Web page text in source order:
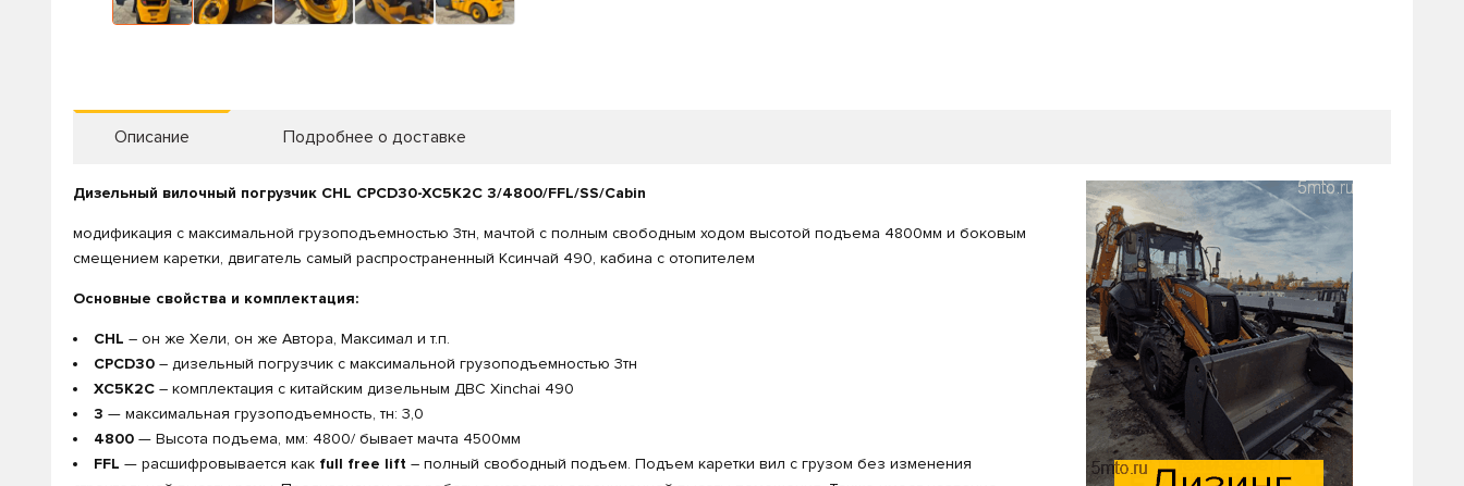
Описание Подробнее о доставке
Дизельный вилочный погрузчик CHL CPCD30-XC5K2C 3/4800/FFL/SS/Cabin
модификация с максимальной грузоподъемностью 3тн, мачтой с полным свободным ходом высотой подъема 4800мм и боковым
смещением каретки, двигатель самый распространенный Ксинчай 490, кабина с отопителем
Основные свойства и комплектация:
CHL – он же Хели, он же Автора, Максимал и т.п.
CPCD30 – дизельный погрузчик с максимальной грузоподъемностью 3тн
XC5K2C – комплектация с китайским дизельным ДВС Xinchai 490
3 — максимальная грузоподъемность, тн: 3,0
4800 — Высота подъема, мм: 4800/ бывает мачта 4500мм
FFL — расшифровывается как full free lift – полный свободный подъем. Подъем каретки вил с грузом без изменения